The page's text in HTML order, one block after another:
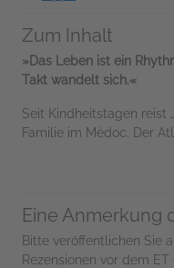
Zum Inhalt
»Das Leben ist ein
Takt wandelt sich.«
Seit Kindheitstagen reist
Familie im Médoc. Der
Eine Anmerkung
Bitte veröffentlichen Sie
Rezensionen vor dem ET